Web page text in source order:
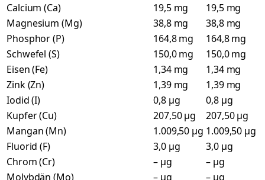
Calcium (Ca)
19,5 mg
19,5 mg
Magnesium (Mg)
38,8 mg
38,8 mg
Phosphor (P)
164,8 mg
164,8 mg
Schwefel (S)
150,0 mg
150,0 mg
Eisen (Fe)
1,34 mg
1,34 mg
Zink (Zn)
1,39 mg
1,39 mg
Iodid (I)
0,8 µg
0,8 µg
Kupfer (Cu)
207,50 µg
207,50 µg
Mangan (Mn)
1.009,50 µg 1.009,50 µg
Fluorid (F)
3,0 µg
3,0 µg
Chrom (Cr)
– µg
– µg
Molybdän (Mo)
– µg
– µg